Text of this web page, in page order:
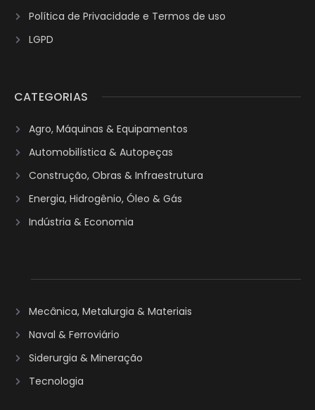
Política de Privacidade e Termos de uso
LGPD
CATEGORIAS
Agro, Máquinas & Equipamentos
Automobilística & Autopeças
Construção, Obras & Infraestrutura
Energia, Hidrogênio, Óleo & Gás
Indústria & Economia
Mecânica, Metalurgia & Materiais
Naval & Ferroviário
Siderurgia & Mineração
Tecnologia